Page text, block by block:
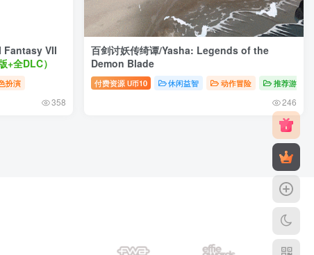
Fantasy VII
+全DLC）
扮演
358
百剑讨妖传绮谭/Yasha: Legends of the
Demon Blade
付费资源 U币10 休闲益智 动作冒险 推荐游戏
246